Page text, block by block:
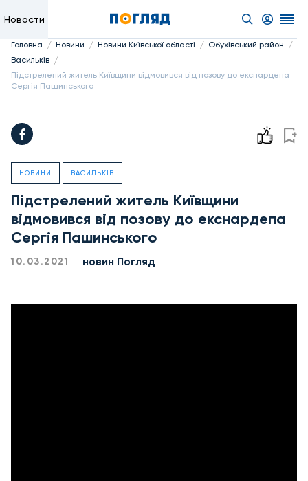
Новости
Головна / Новини / Новини Київської області / Обухівський район /
Васильків /
Підстрелений житель Київщини відмовився від позову до екснардепа
Сергія Пашинського
НОВИНИ ВАСИЛЬКІВ
Підстрелений житель Київщини
відмовився від позову до екснардепа
Сергія Пашинського
10.03.2021 новин Погляд